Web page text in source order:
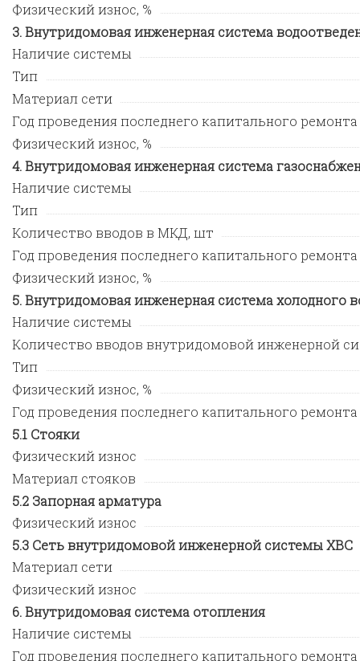
Физический износ, %
Внутридомовая инженерная система
Наличие системы
Тип
Материал сети
Год проведения последнего капитального ремонта
Физический износ, %
Внутридомовая инженерная система
Наличие системы
Тип
Количество вводов в МКД, шт
Год проведения последнего капитального ремонта
Физический износ, %
Внутридомовая инженерная система холодного
Наличие системы
Количество вводов внутридомовой инженерной
Тип
Физический износ, %
Год проведения последнего капитального ремонта
Стояки
Физический износ
Материал стояков
Запорная арматура
Физический износ
Сеть внутридомовой инженерной системы ХВС
Материал сети
Физический износ
Внутридомовая система отопления
Наличие системы
Год проведения последнего капитального ремонта